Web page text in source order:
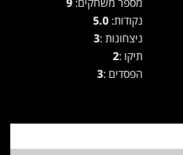
נקודות: 5.0
ניצחונות :3
תיקו :2
הפסדים :3